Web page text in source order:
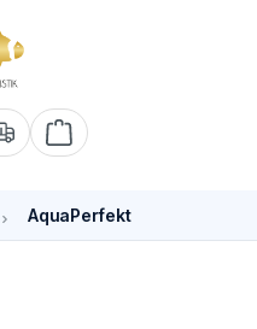
Warenkorb enthält 0
AquaPerfekt